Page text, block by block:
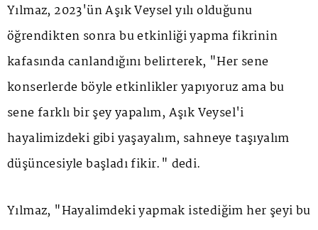
Yılmaz, 2023'ün Aşık Veysel yılı olduğunu
öğrendikten sonra bu etkinliği yapma fikrinin
kafasında canlandığını belirterek, "Her sene
konserlerde böyle etkinlikler yapıyoruz ama bu
sene farklı bir şey yapalım, Aşık Veysel'i
hayalimizdeki gibi yaşayalım, sahneye taşıyalım
düşüncesiyle başladı fikir." dedi.
Yılmaz, "Hayalimdeki yapmak istediğim her şeyi bu